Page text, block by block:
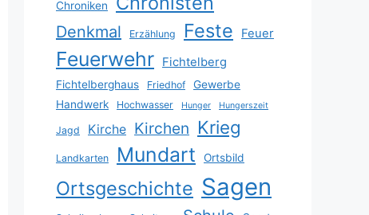
Chroniken
Denkmal Erzählung Feste Feuer
Feuerwehr Fichtelberg
Fichtelberghaus Friedhof
Gewerbe
Handwerk
Hochwasser Hunger Hungerszeit
Jagd Kirche Kirchen Krieg
Landkarten Mundart Ortsbild
Ortsgeschichte Sagen